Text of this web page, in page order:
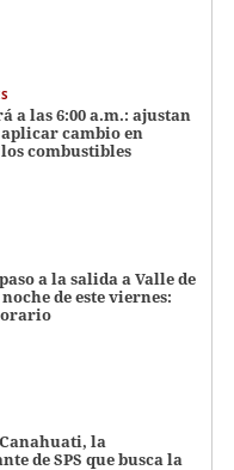
a las 6:00 a.m.: ajustan
cambio en
combustibles
a la salida a Valle de
de este viernes:
la
de SPS que busca la